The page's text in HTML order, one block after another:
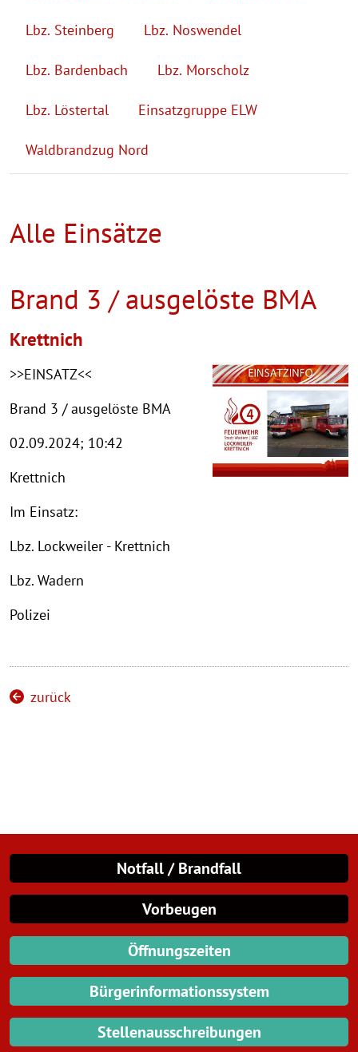
Lbz. Steinberg Lbz. Noswendel
Lbz. Bardenbach Lbz. Morscholz
Lbz. Löstertal Einsatzgruppe ELW
Waldbrandzug Nord
Alle Einsätze
Brand 3 / ausgelöste BMA
Krettnich
>>EINSATZ<<
Brand 3 / ausgelöste BMA
02.09.2024; 10:42
Krettnich
Im Einsatz:
Lbz. Lockweiler - Krettnich
Lbz. Wadern
Polizei
zurück
Notfall / Brandfall
Vorbeugen
Öffnungszeiten
Bürgerinformationssystem
Stellenausschreibungen